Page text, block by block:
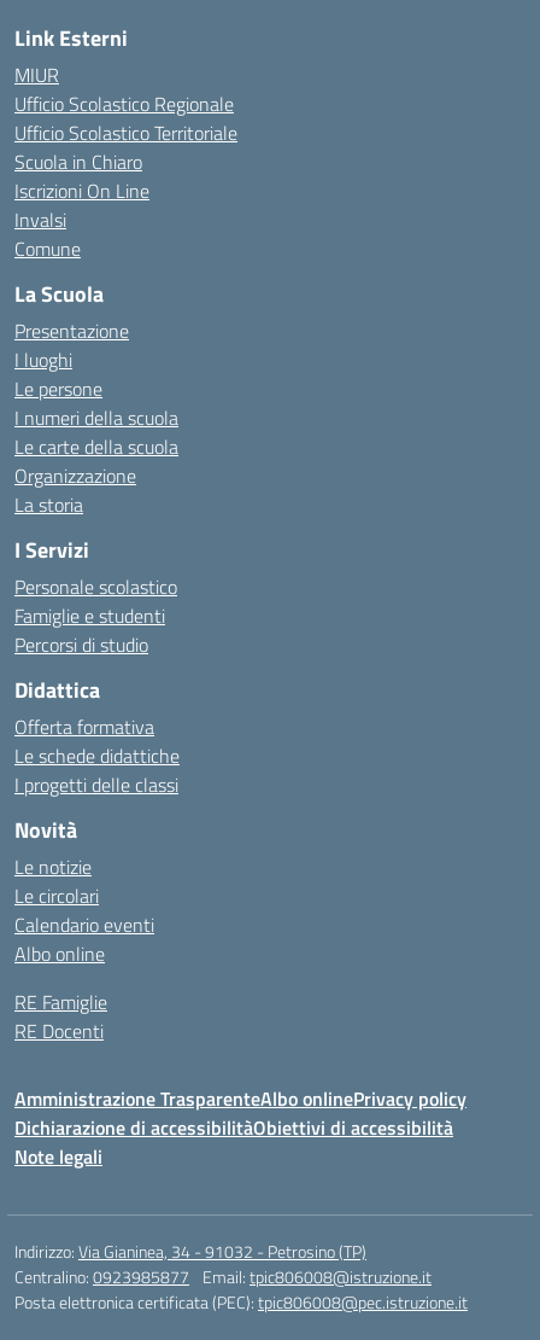
Link Esterni
MIUR
Ufficio Scolastico Regionale
Ufficio Scolastico Territoriale
Scuola in Chiaro
Iscrizioni On Line
Invalsi
Comune
La Scuola
Presentazione
I luoghi
Le persone
I numeri della scuola
Le carte della scuola
Organizzazione
La storia
I Servizi
Personale scolastico
Famiglie e studenti
Percorsi di studio
Didattica
Offerta formativa
Le schede didattiche
I progetti delle classi
Novità
Le notizie
Le circolari
Calendario eventi
Albo online
RE Famiglie
RE Docenti
Amministrazione TrasparenteAlbo onlinePrivacy policy
Dichiarazione di accessibilitàObiettivi di accessibilità
Note legali
Indirizzo:Via Gianinea, 34 - 91032 - Petrosino (TP)
Centralino:0923985877 Email:tpic806008@istruzione.it
Posta elettronica certificata (PEC):tpic806008@pec.istruzione.it